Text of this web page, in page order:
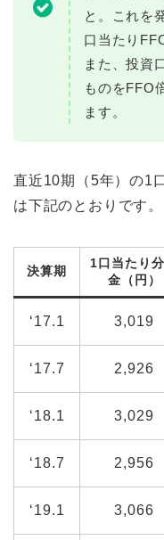
と。これを
口当たり
また、投資
ものをFFO
ます。
直近10期（5年）の1
は下記のとおりです。
決算期
1口当たり
金（円）
‘17.1 3,019
‘17.7 2,926
‘18.1 3,029
‘18.7 2,956
‘19.1 3,066